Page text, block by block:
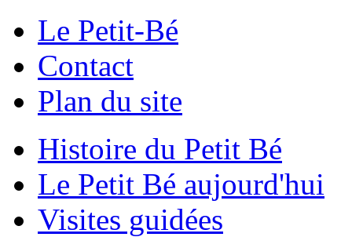
Le Petit-Bé
Contact
Plan du site
Histoire du Petit Bé
Le Petit Bé aujourd'hui
Visites guidées